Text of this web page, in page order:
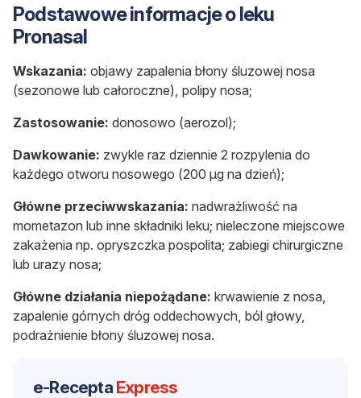
Podstawowe informacje o leku
Pronasal
Wskazania: objawy zapalenia błony śluzowej nosa
(sezonowe lub całoroczne), polipy nosa;
Zastosowanie: donosowo (aerozol);
Dawkowanie: zwykle raz dziennie 2 rozpylenia do
każdego otworu nosowego (200 µg na dzień);
Główne przeciwwskazania: nadwrażliwość na
mometazon lub inne składniki leku; nieleczone miejscowe
zakażenia np. opryszczka pospolita; zabiegi chirurgiczne
lub urazy nosa;
Główne działania niepożądane: krwawienie z nosa,
zapalenie górnych dróg oddechowych, ból głowy,
podrażnienie błony śluzowej nosa.
e-Recepta Express